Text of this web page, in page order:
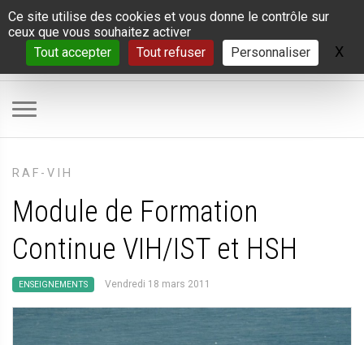
Panneau de gestion des cookies
Ce site utilise des cookies et vous donne le contrôle sur
ceux que vous souhaitez activer
Tout accepter
Tout refuser Personnaliser X
RAF-VIH
Module de Formation
Continue VIH/IST et HSH
ENSEIGNEMENTS Vendredi 18 mars 2011